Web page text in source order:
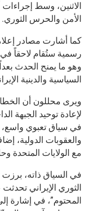
الاثنين، وسط
الأمن والحرس الثوري.
كما أشارت مصادر
رسمية ستُقام لاحقاً
وهو ما يمنح الحدث
السياسية والدينية
ويرى محللون أن
لإعادة توحيد الجبهة
في سياق تعبوي واسع،
والعقوبات الدولية،
مع الولايات المتحدة
في السياق ذاته،
الثوري الإيراني
المحتوم”، في إشارة